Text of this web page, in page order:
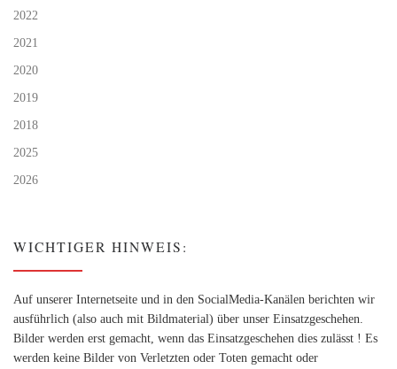
2022
2021
2020
2019
2018
2025
2026
WICHTIGER HINWEIS:
Auf unserer Internetseite und in den SocialMedia-Kanälen berichten wir
ausführlich (also auch mit Bildmaterial) über unser Einsatzgeschehen.
Bilder werden erst gemacht, wenn das Einsatzgeschehen dies zulässt ! Es
werden keine Bilder von Verletzten oder Toten gemacht oder